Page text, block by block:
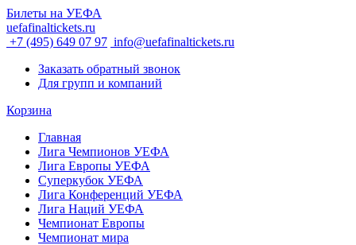
Билеты на УЕФА
uefafinaltickets.ru
+7 (495) 649 07 97 info@uefafinaltickets.ru
Заказать обратный звонок
Для групп и компаний
Корзина
Главная
Лига Чемпионов УЕФА
Лига Европы УЕФА
Суперкубок УЕФА
Лига Конференций УЕФА
Лига Наций УЕФА
Чемпионат Европы
Чемпионат мира